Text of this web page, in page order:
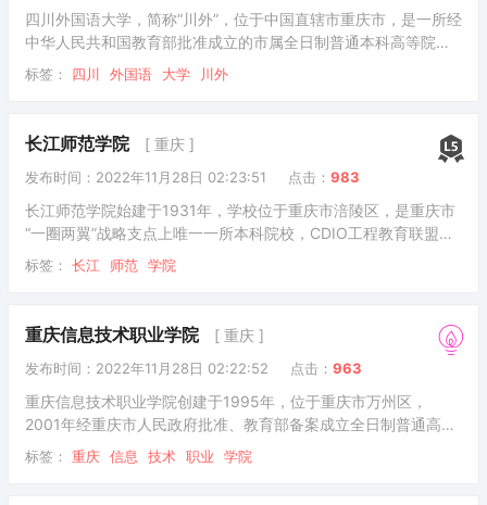
院。据2022年7月学校官网
四川外国语大学，简称“川外”，位于中国直辖市重庆市，是一所经
中华人民共和国教育部批准成立的市属全日制普通本科高等院
校，为国家最早设立的四所外语专业高等院校之一。重庆市一流
学科建设高校，学校以外国语言文学学科为主，文学、经济学、
完整的学士、硕士、博士人才培养体系，是中国西南地区外语和
涉外人才培养以及外国语言文化、对外经济贸易、国际问题研究
的重要基地之一。四川外国语大学始建于1950年4月，前身为中
国人民解放军西南军政大学俄文训练团；1951年
标签： 四川 外国语 大学 川外
长江师范学院 [ 重庆 ]
发布时间：2022年11月28日 02:23:51 点击： 983
长江师范学院始建于1931年，学校位于重庆市涪陵区，是重庆市
“一圈两翼”战略支点上唯一一所本科院校，CDIO工程教育联盟成
员单位。2001年，涪陵师范高等专科学校（前身为成立于1931年
的涪陵县立乡村师范学校）和涪陵教育学院合并升格为涪陵师范
级教学单位，设有53个本科专业，涵盖十大学科门类，形成了以
文学、理学为基础，教育学、经济学、管理学、工学、艺术学等
为主干，多学科相互融合、协调发展、优势互补的学科专业架
构。建有实验实训教学中心12
标签： 长江 师范 学院
重庆信息技术职业学院 [ 重庆 ]
发布时间：2022年11月28日 02:22:52 点击： 963
重庆信息技术职业学院创建于1995年，位于重庆市万州区，
2001年经重庆市人民政府批准、教育部备案成立全日制普通高等
职业院校，是国家计算机与软件技术技能型紧缺人才培养院校、
重庆市示范性软件学院。重庆市高技能人才培养基地、重庆高职
标签： 重庆 信息 技术 职业 学院